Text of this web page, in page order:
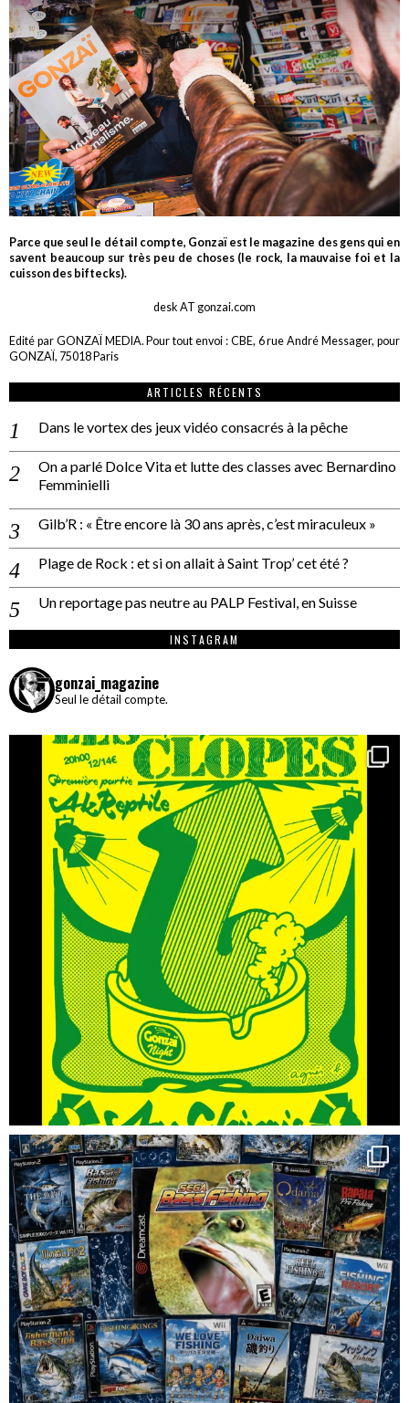
Parce que seul le détail compte, Gonzaï est le magazine des gens qui en
savent beaucoup sur très peu de choses (le rock, la mauvaise foi et la
cuisson des biftecks).
desk AT gonzai.com
Edité par GONZAÏ MEDIA. Pour tout envoi : CBE, 6 rue André Messager, pour
GONZAÏ, 75018 Paris
ARTICLES RÉCENTS
Dans le vortex des jeux vidéo consacrés à la pêche
On a parlé Dolce Vita et lutte des classes avec Bernardino
Femminielli
Gilb’R : « Être encore là 30 ans après, c’est miraculeux »
Plage de Rock : et si on allait à Saint Trop’ cet été ?
Un reportage pas neutre au PALP Festival, en Suisse
INSTAGRAM
gonzai_magazine
Seul le détail compte.